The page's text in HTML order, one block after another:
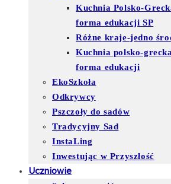
Kuchnia Polsko-
forma edukacji SP
Różne kraje-jedno
Kuchnia polsko-
forma edukacji
EkoSzkoła
Odkrywcy
Pszczoły do sadów
Tradycyjny Sad
InstaLing
Inwestując w Przyszłość
Uczniowie